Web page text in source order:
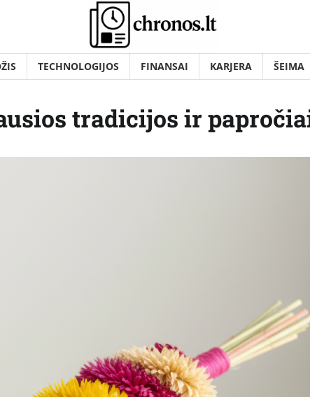
TECHNOLOGIJOS FINANSAI KARJERA ŠEIMA
tradicijos ir